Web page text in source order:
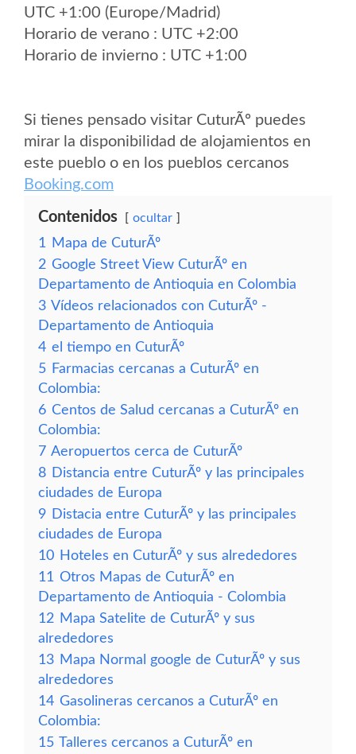
UTC +1:00 (Europe/Madrid)
Horario de verano : UTC +2:00
Horario de invierno : UTC +1:00
Si tienes pensado visitar CuturÃº puedes
mirar la disponibilidad de alojamientos en
este pueblo o en los pueblos cercanos
Booking.com
Contenidos ocultar
1
Mapa de CuturÃº
2 Google Street View CuturÃº en
Departamento de Antioquia en Colombia
3 Vídeos relacionados con CuturÃº -
Departamento de Antioquia
4 el tiempo en CuturÃº
5 Farmacias cercanas a CuturÃº en
Colombia:
6 Centos de Salud cercanas a CuturÃº en
Colombia:
7 Aeropuertos cerca de CuturÃº
8 Distancia entre CuturÃº y las principales
ciudades de Europa
9 Distacia entre CuturÃº y las principales
ciudades de Europa
10 Hoteles en CuturÃº y sus alrededores
11 Otros Mapas de CuturÃº en
Departamento de Antioquia - Colombia
12 Mapa Satelite de CuturÃº y sus
alrededores
13 Mapa Normal google de CuturÃº y sus
alrededores
14 Gasolineras cercanos a CuturÃº en
Colombia:
15 Talleres cercanos a CuturÃº en